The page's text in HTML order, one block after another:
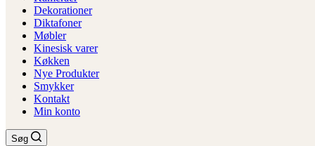
Dekorationer
Diktafoner
Møbler
Kinesisk varer
Køkken
Nye Produkter
Smykker
Kontakt
Min konto
Søg